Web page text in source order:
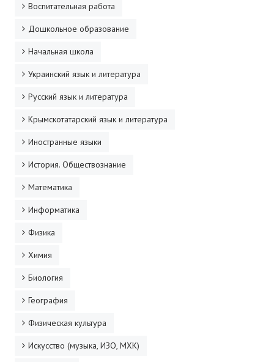
Воспитательная работа
Дошкольное образование
Начальная школа
Украинский язык и литература
Русский язык и литература
Крымскотатарский язык и литература
Иностранные языки
История. Обществознание
Математика
Информатика
Физика
Химия
Биология
География
Физическая культура
Искусство (музыка, ИЗО, МХК)